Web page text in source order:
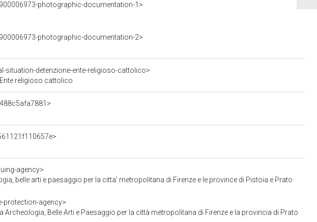
photographic-documentation-1>
photographic-documentation-2>
detenzione-ente-religioso-cattolico>
religioso cattolico
agency>
belle arti e paesaggio per la citta' metropolitana di Firenze e le province di Pistoia e Prato
protection-agency>
Belle Arti e Paesaggio per la città metropolitana di Firenze e la provincia di Prato